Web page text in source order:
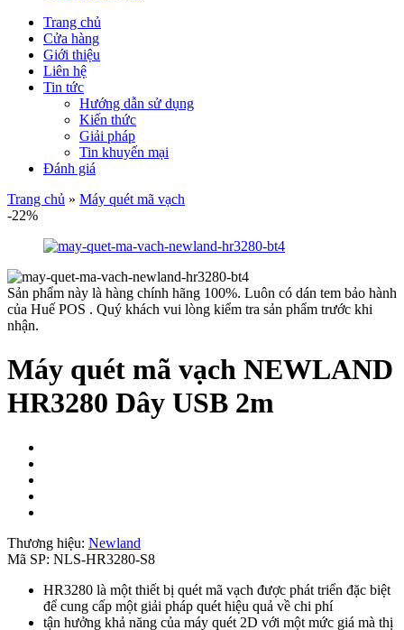
Trang chủ
Cửa hàng
Giới thiệu
Liên hệ
Tin tức
Hướng dẫn sử dụng
Kiến thức
Giải pháp
Tin khuyến mại
Đánh giá
Trang chủ » Máy quét mã vạch
-22%
Sản phẩm này là hàng chính hãng 100%. Luôn có dán tem bảo hành
của Huế POS . Quý khách vui lòng kiểm tra sản phẩm trước khi
nhận.
Máy quét mã vạch NEWLAND
HR3280 Dây USB 2m
Thương hiệu: Newland
Mã SP: NLS-HR3280-S8
HR3280 là một thiết bị quét mã vạch được phát triển đặc biệt
để cung cấp một giải pháp quét hiệu quả về chi phí
tận hưởng khả năng của máy quét 2D với một mức giá mà thị